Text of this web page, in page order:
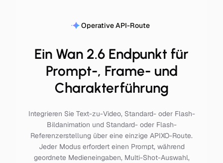
Operative API-Route
Ein Wan 2.6 Endpunkt für
Prompt-, Frame- und
Charakterführung
Integrieren Sie Text-zu-Video, Standard- oder Flash-
Bildanimation und Standard- oder Flash-
Referenzerstellung über eine einzige APIXO-Route.
Jeder Modus erfordert einen Prompt, während
geordnete Medieneingaben, Multi-Shot-Auswahl,